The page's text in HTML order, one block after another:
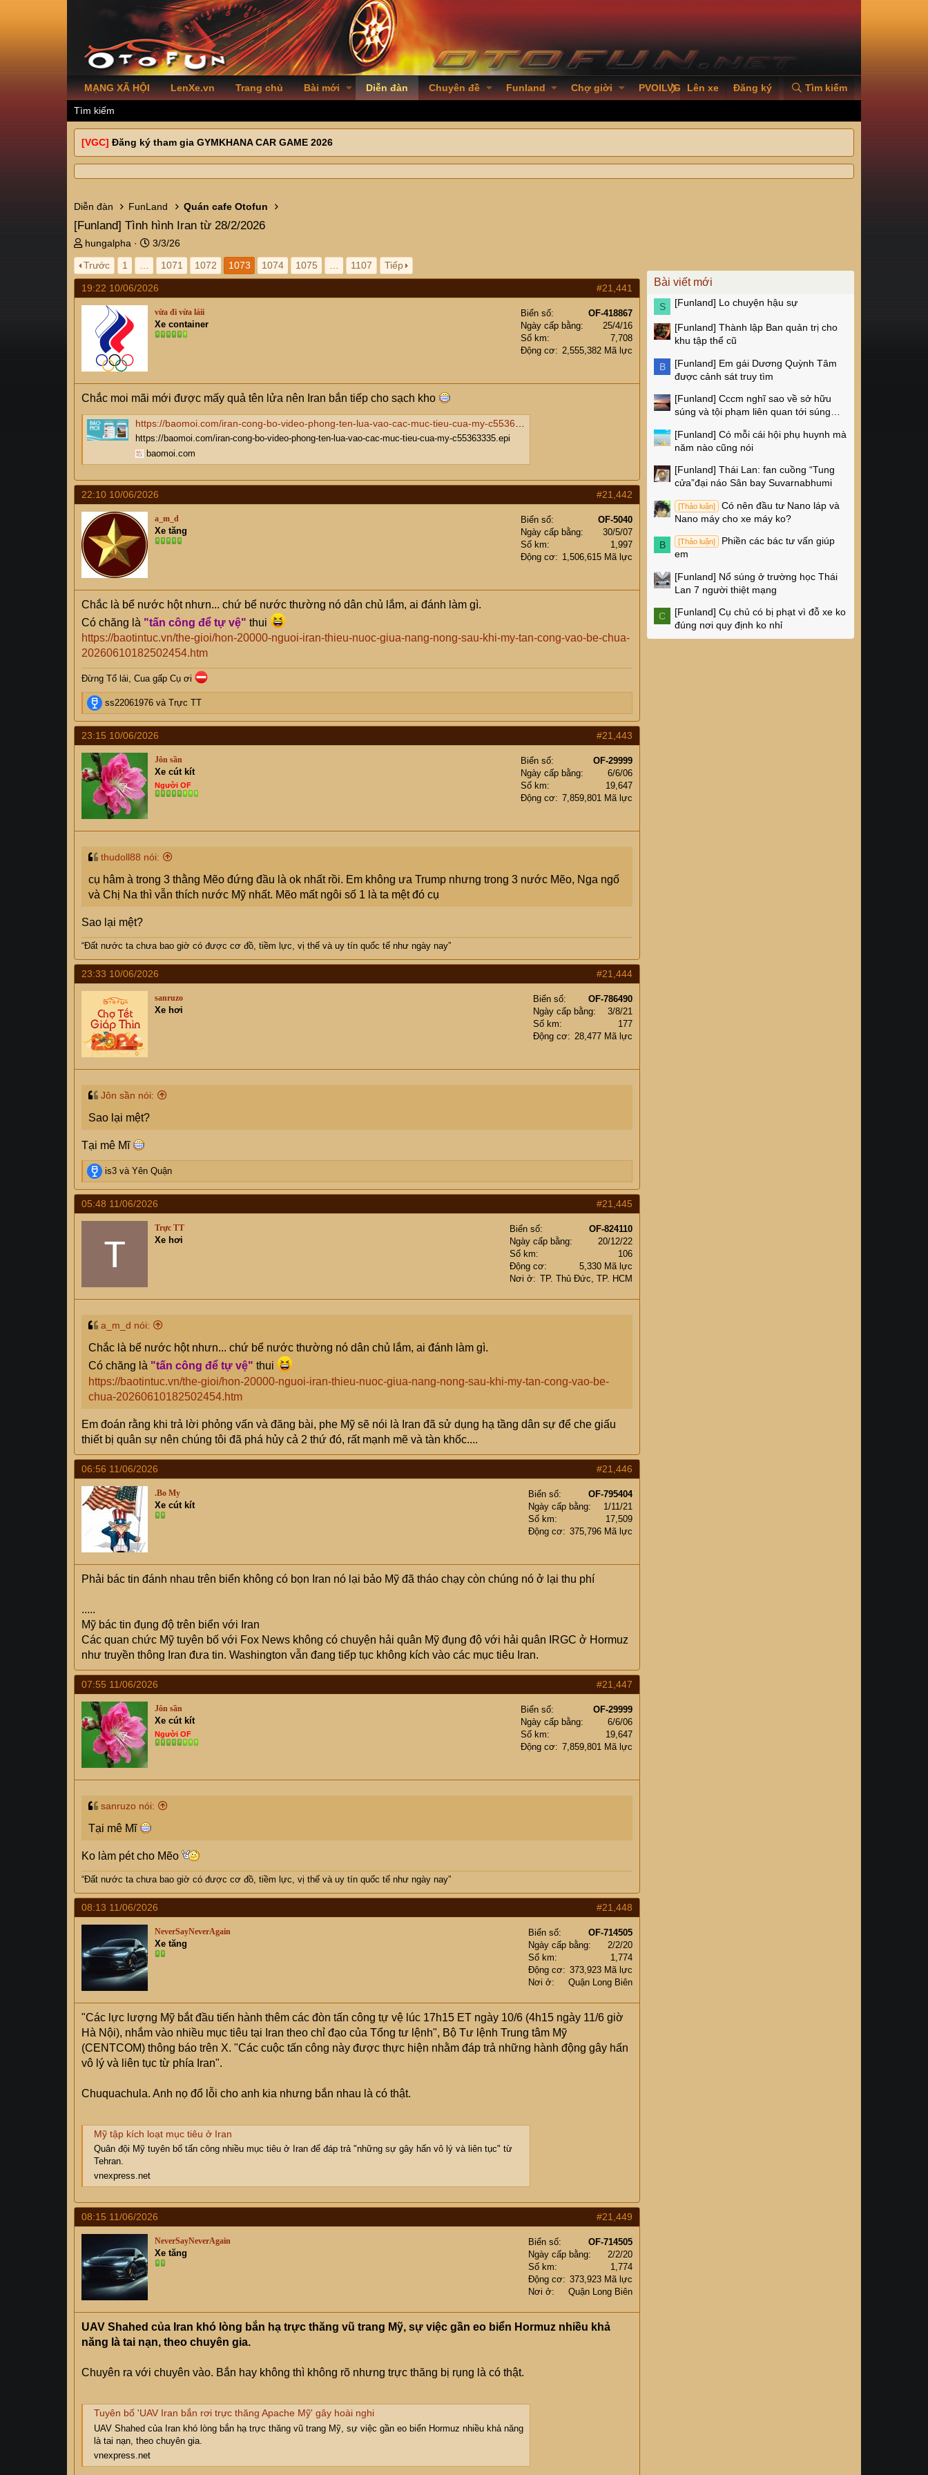
MẠNG XÃ HỘI LenXe.vn Trang chủ Bài mới Diễn đàn Chuyên đề Funland Chợ giời PVOILVGC2026
Lên xe Đăng ký Tìm kiếm
Tìm kiếm
[VGC] Đăng ký tham gia GYMKHANA CAR GAME 2026
Diễn đàn FunLand Quán cafe Otofun
[Funland] Tình hình Iran từ 28/2/2026
T
h
r
e
a
d
t
e
r
hungalpha
N
g
y
g
3/3/26
Trước
1 1071 1072 1073 1074 1075 1107 Tiếp
19:22 10/06/2026 #21,441
vừa đi vừa láii
Xe container
Biển số
OF-418867
Ngày cấp bằng
25/4/16
Số km
7,708
Động cơ
2,555,382 Mã lực
Chắc moi mãi mới được mấy quả tên lửa nên Iran bắn tiếp cho sạch kho
https://baomoi.com/iran-cong-bo-video-phong-ten-lua-vao-cac-muc-tieu-cua-my-c55363335.epi
https://baomoi.com/iran-cong-bo-video-phong-ten-lua-vao-cac-muc-tieu-cua-my-c55363335.epi
baomoi.com
22:10 10/06/2026 #21,442
a_m_d
Xe tăng
Biển số
OF-5040
Ngày cấp bằng
30/5/07
Số km
1,997
Động cơ
1,506,615 Mã lực
Chắc là bể nước hột nhưn... chứ bể nước thường nó dân chủ lắm, ai đánh làm gì.
Có chăng là "tấn công để tự vệ" thui
https://baotintuc.vn/the-gioi/hon-20000-nguoi-iran-thieu-nuoc-giua-nang-nong-sau-khi-my-tan-cong-vao-be-chua-
20260610182502454.htm
Đừng Tổ lái, Cua gấp Cụ ơi
R
e
a
c
t
i
o
n
s
:
ss22061976 và Trực TT
23:15 10/06/2026 #21,443
Jôn sần
Xe cút kít
Người OF
Biển số
OF-29999
Ngày cấp bằng
6/6/06
Số km
19,647
Động cơ
7,859,801 Mã lực
thudoll88 nói:
cụ hâm à trong 3 thằng Mẽo đứng đầu là ok nhất rồi. Em không ưa Trump nhưng trong 3 nước Mẽo, Nga ngố
và Chị Na thì vẫn thích nước Mỹ nhất. Mẽo mất ngôi số 1 là ta mệt đó cụ
Sao lại mệt?
“Đất nước ta chưa bao giờ có được cơ đồ, tiềm lực, vị thế và uy tín quốc tế như ngày nay”
23:33 10/06/2026 #21,444
sanruzo
Xe hơi
Biển số
OF-786490
Ngày cấp bằng
3/8/21
Số km
177
Động cơ
28,477 Mã lực
Jôn sần nói:
Sao lại mệt?
Tại mê Mĩ
R
e
a
c
t
o
is3 và Yên Quận
05:48 11/06/2026 #21,445
Trực TT
Xe hơi
Biển số
OF-824110
Ngày cấp bằng
20/12/22
Số km
106
Động cơ
5,330 Mã lực
Nơi ở
TP. Thủ Đức, TP. HCM
a_m_d nói:
Chắc là bể nước hột nhưn... chứ bể nước thường nó dân chủ lắm, ai đánh làm gì.
Có chăng là "tấn công để tự vệ" thui
https://baotintuc.vn/the-gioi/hon-20000-nguoi-iran-thieu-nuoc-giua-nang-nong-sau-khi-my-tan-cong-vao-be-
chua-20260610182502454.htm
Em đoán rằng khi trả lời phỏng vấn và đăng bài, phe Mỹ sẽ nói là Iran đã sử dụng hạ tầng dân sự để che giấu
thiết bị quân sự nên chúng tôi đã phá hủy cả 2 thứ đó, rất mạnh mẽ và tàn khốc....
06:56 11/06/2026 #21,446
.Bo My
Xe cút kít
Biển số
OF-795404
Ngày cấp bằng
1/11/21
Số km
17,509
Động cơ
375,796 Mã lực
Phải bác tin đánh nhau trên biển không có bọn Iran nó lại bảo Mỹ đã tháo chạy còn chúng nó ở lại thu phí
.....
Mỹ bác tin đụng độ trên biển với Iran
Các quan chức Mỹ tuyên bố với Fox News không có chuyện hải quân Mỹ đụng độ với hải quân IRGC ở Hormuz
như truyền thông Iran đưa tin. Washington vẫn đang tiếp tục không kích vào các mục tiêu Iran.
07:55 11/06/2026 #21,447
Jôn sần
Xe cút kít
Người OF
Biển số
OF-29999
Ngày cấp bằng
6/6/06
Số km
19,647
Động cơ
7,859,801 Mã lực
sanruzo nói:
Tại mê Mĩ
Ko làm pét cho Mẽo
“Đất nước ta chưa bao giờ có được cơ đồ, tiềm lực, vị thế và uy tín quốc tế như ngày nay”
08:13 11/06/2026 #21,448
NeverSayNeverAgain
Xe tăng
Biển số
OF-714505
Ngày cấp bằng
2/2/20
Số km
1,774
Động cơ
373,923 Mã lực
Nơi ở
Quận Long Biên
"Các lực lượng Mỹ bắt đầu tiến hành thêm các đòn tấn công tự vệ lúc 17h15 ET ngày 10/6 (4h15 ngày 11/6 giờ
Hà Nội), nhắm vào nhiều mục tiêu tại Iran theo chỉ đạo của Tổng tư lệnh", Bộ Tư lệnh Trung tâm Mỹ
(CENTCOM) thông báo trên X. "Các cuộc tấn công này được thực hiện nhằm đáp trả những hành động gây hấn
vô lý và liên tục từ phía Iran".
Chuquachula. Anh nọ đổ lỗi cho anh kia nhưng bắn nhau là có thật.
Mỹ tập kích loạt mục tiêu ở Iran
Quân đội Mỹ tuyên bố tấn công nhiều mục tiêu ở Iran để đáp trả "những sự gây hấn vô lý và liên tục" từ
Tehran.
vnexpress.net
08:15 11/06/2026 #21,449
NeverSayNeverAgain
Xe tăng
Biển số
OF-714505
Ngày cấp bằng
2/2/20
Số km
1,774
Động cơ
373,923 Mã lực
Nơi ở
Quận Long Biên
UAV Shahed của Iran khó lòng bắn hạ trực thăng vũ trang Mỹ, sự việc gần eo biển Hormuz nhiều khả
năng là tai nạn, theo chuyên gia.
Chuyên ra với chuyên vào. Bắn hay không thì không rõ nhưng trực thăng bị rụng là có thật.
Tuyên bố 'UAV Iran bắn rơi trực thăng Apache Mỹ' gây hoài nghi
UAV Shahed của Iran khó lòng bắn hạ trực thăng vũ trang Mỹ, sự việc gần eo biển Hormuz nhiều khả năng
là tai nạn, theo chuyên gia.
vnexpress.net
Bài viết mới
S [Funland] Lo chuyện hậu sự
[Funland] Thành lập Ban quản trị cho
khu tập thể cũ
B [Funland] Em gái Dương Quỳnh Tâm
được cảnh sát truy tìm
[Funland] Cccm nghĩ sao về sở hữu
súng và tội phạm liên quan tới súng
[Funland] Có mỗi cái hội phụ huynh mà
năm nào cũng nói
[Funland] Thái Lan: fan cuồng “Tung
cửa”đại náo Sân bay Suvarnabhumi
[Thảo luận]
Có nên đầu tư Nano láp và
Nano máy cho xe máy ko?
B [Thảo luận]
Phiền các bác tư vấn giúp
em
[Funland] Nổ súng ở trường học Thái
Lan 7 người thiệt mạng
C [Funland] Cụ chủ có bị phạt vì đỗ xe ko
đúng nơi quy định ko nhỉ